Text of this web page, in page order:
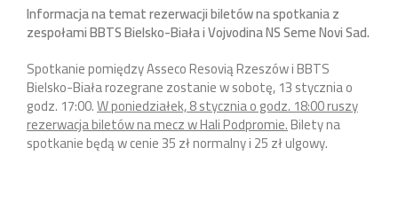
Informacja na temat rezerwacji biletów na spotkania z
zespołami BBTS Bielsko-Biała i Vojvodina NS Seme Novi Sad.
Spotkanie pomiędzy Asseco Resovią Rzeszów i BBTS
Bielsko-Biała rozegrane zostanie w sobotę, 13 stycznia o
godz. 17:00.W poniedziałek, 8 stycznia o godz. 18:00 ruszy
rezerwacja biletów na mecz w Hali Podpromie.Bilety na
spotkanie będą w cenie 35 zł normalny i 25 zł ulgowy.